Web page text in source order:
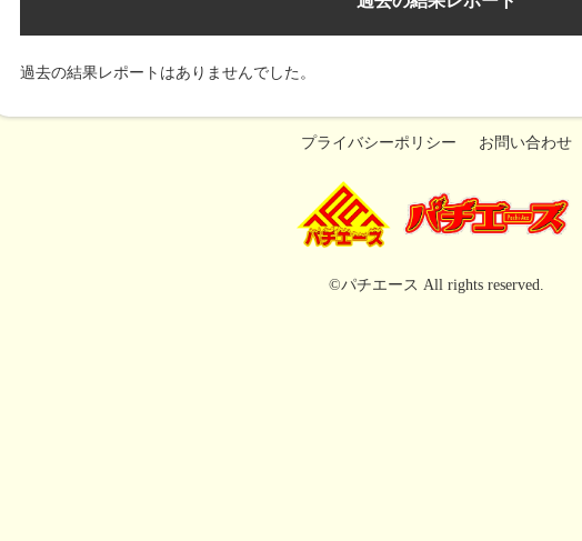
過去の結果レポートはありませんでした。
プライバシーポリシー お問い合わせ
©パチエース All rights reserved.